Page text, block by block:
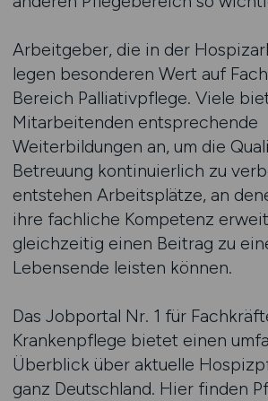
Arbeitgeber, die in der
legen besonderen Wert auf
Bereich Palliativpflege. Viele
Mitarbeitenden entsprechende
Weiterbildungen an, um die
Betreuung kontinuierlich zu
entstehen Arbeitsplätze, an
ihre fachliche Kompetenz
gleichzeitig einen Beitrag zu
Lebensende leisten können.
Das Jobportal Nr. 1 für
Krankenpflege bietet einen
Überblick über aktuelle
ganz Deutschland. Hier finden